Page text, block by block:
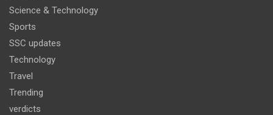
Science & Technology
Sports
SSC updates
Technology
Travel
Trending
verdicts